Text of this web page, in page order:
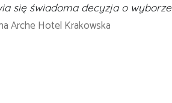
się świadoma decyzja o wyborze
Arche Hotel Krakowska